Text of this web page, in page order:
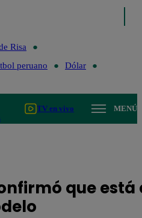
Risa
peruano
Dólar
TV en vivo MENÚ
que está